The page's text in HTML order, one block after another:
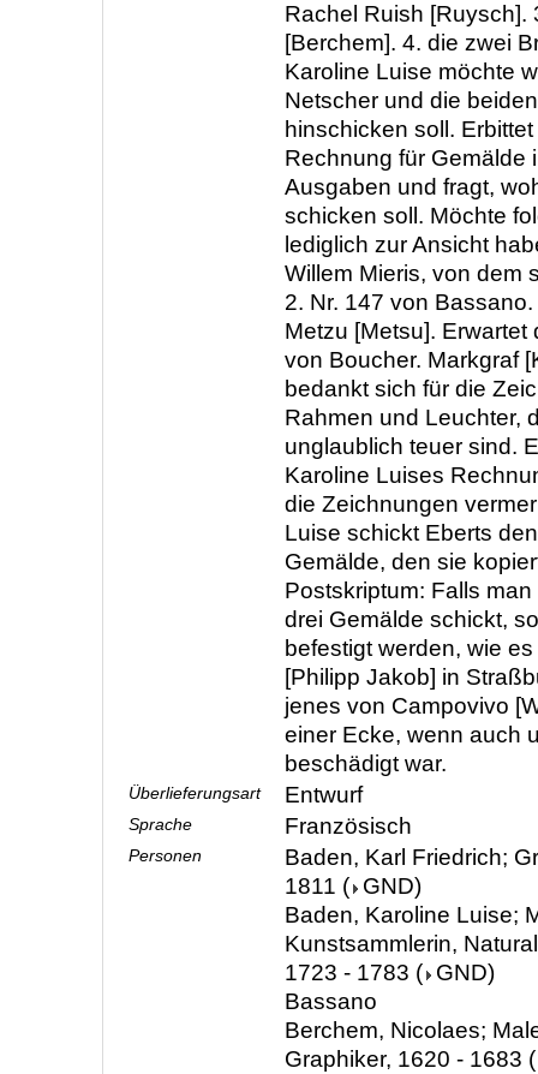
Rachel Ruish [Ruysch].
[Berchem]. 4. die zwei
Karoline Luise möchte
Netscher und die
hinschicken soll.
Rechnung für Gemälde
Ausgaben und fragt,
schicken soll. Möchte
lediglich zur Ansicht
Willem Mieris, von dem
2. Nr. 147 von
Metzu [Metsu]. Erwartet
von Boucher. Markgraf
bedankt sich für die
Rahmen und Leuchter,
unglaublich teuer sind.
Karoline Luises
die Zeichnungen
Luise schickt Eberts
Gemälde, den sie
Postskriptum: Falls
drei Gemälde schickt,
befestigt werden, wie
[Philipp Jakob] in
jenes von Campovivo
einer Ecke, wenn auch
beschädigt war.
Überlieferungsart Entwurf
Sprache Französisch
Personen
Baden, Karl Friedrich;
1811 ( GND)
Baden, Karoline Luise;
Kunstsammlerin,
1723 - 1783 ( GND)
Bassano
Berchem, Nicolaes;
Graphiker, 1620 - 1683 (